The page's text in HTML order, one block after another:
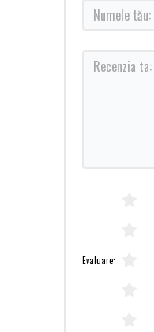
Evaluare: